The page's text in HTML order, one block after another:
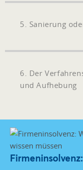
5. Sanierung
6. Der
und Aufhebung